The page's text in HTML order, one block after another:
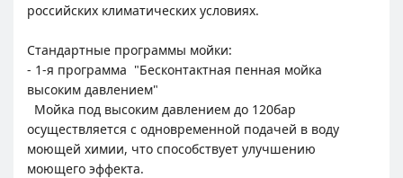
российских климатических условиях.
Стандартные программы мойки:
- 1-я программа "Бесконтактная пенная мойка
высоким давлением"
Мойка под высоким давлением до 120бар
осуществляется с одновременной подачей в воду
моющей химии, что способствует улучшению
моющего эффекта.